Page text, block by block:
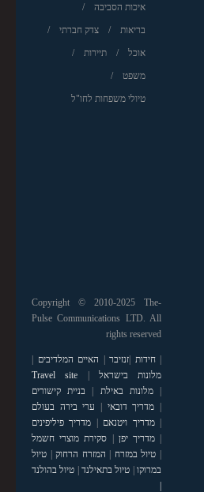
איכות הסביבה
בריאות צדק חברתי
אוכל תיירות
משפט
טיולי משפחות לחו"ל
Copyright © 2010-2025 The-
Pulse Communications LTD. All
rights reserved
|חידות |זנזיבר | האיים המלדיבים |
מלונות בישראל |
Travel site
|מלונות באילת | בניית קישורים
| מדריך דובאי | ערי בירה בעולם
|מדריך ויטנאם | מדריך פיליפינים
|מדריך יפן | סקירת מוצרי חשמל
| טיול במזרח | המזרח הרחוק| טיול
במרוקו| טיול בתאילנד| טיול בהולנד
|